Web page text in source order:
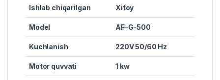
Ishlab chiqarilgan Xitoy
Model AF-G-500
Kuchlanish 220V 50/60 Hz
Motor quvvati 1 kw